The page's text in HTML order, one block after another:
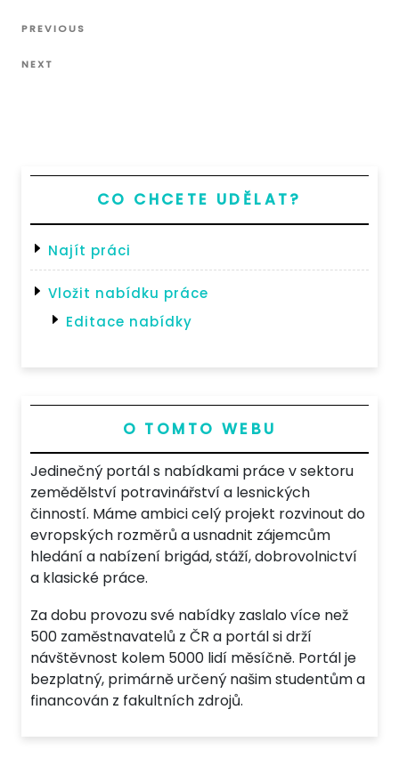
Navigace
příspěvek
Previous
PREVIOUS
Next
NEXT
CO CHCETE UDĚLAT?
Najít práci
Vložit nabídku práce
Editace nabídky
O TOMTO WEBU
Jedinečný portál s nabídkami práce v sektoru
zemědělství potravinářství a lesnických
činností. Máme ambici celý projekt rozvinout do
evropských rozměrů a usnadnit zájemcům
hledání a nabízení brigád, stáží, dobrovolnictví
a klasické práce.
Za dobu provozu své nabídky zaslalo více než
500 zaměstnavatelů z ČR a portál si drží
návštěvnost kolem 5000 lidí měsíčně. Portál je
bezplatný, primárně určený našim studentům a
financován z fakultních zdrojů.